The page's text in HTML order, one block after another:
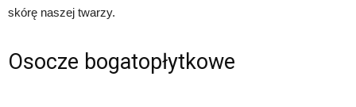
skórę naszej twarzy.
Osocze bogatopłytkowe